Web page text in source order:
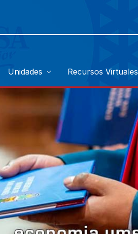
Unidades Recursos Virtuales